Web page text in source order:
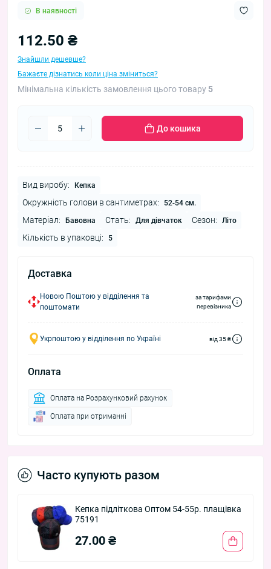
В наявності
112.50 ₴
Знайшли дешевше?
Бажаєте дізнатись коли ціна зміниться?
Мінімальна кількість замовлення цього товару 5
До кошика
Вид виробу: Кепка
Окружність голови в сантиметрах: 52-54 см.
Матеріал: Бавовна Стать: Для дівчаток Сезон: Літо
Кількість в упаковці: 5
Доставка
Новою Поштою у відділення та
поштомати
за тарифами
перевізника
Укрпоштою у відділення по Україні від 35 ₴
Оплата
Оплата на Розрахунковий рахунок
Оплата при отриманні
Часто купують разом
Кепка підліткова Оптом 54-55р. плащівка
75191
27.00 ₴